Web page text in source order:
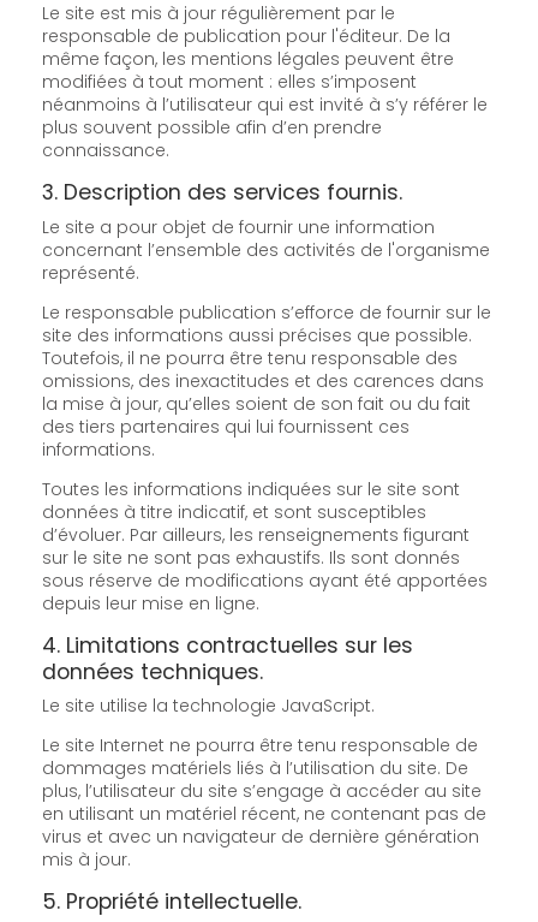
Le site est mis à jour régulièrement par le
responsable de publication pour l'éditeur. De la
même façon, les mentions légales peuvent être
modifiées à tout moment : elles s’imposent
néanmoins à l’utilisateur qui est invité à s’y référer le
plus souvent possible afin d’en prendre
connaissance.
3. Description des services fournis.
Le site a pour objet de fournir une information
concernant l’ensemble des activités de l'organisme
représenté.
Le responsable publication s’efforce de fournir sur le
site des informations aussi précises que possible.
Toutefois, il ne pourra être tenu responsable des
omissions, des inexactitudes et des carences dans
la mise à jour, qu’elles soient de son fait ou du fait
des tiers partenaires qui lui fournissent ces
informations.
Toutes les informations indiquées sur le site sont
données à titre indicatif, et sont susceptibles
d’évoluer. Par ailleurs, les renseignements figurant
sur le site ne sont pas exhaustifs. Ils sont donnés
sous réserve de modifications ayant été apportées
depuis leur mise en ligne.
4. Limitations contractuelles sur les
données techniques.
Le site utilise la technologie JavaScript.
Le site Internet ne pourra être tenu responsable de
dommages matériels liés à l’utilisation du site. De
plus, l’utilisateur du site s’engage à accéder au site
en utilisant un matériel récent, ne contenant pas de
virus et avec un navigateur de dernière génération
mis à jour.
5. Propriété intellectuelle.